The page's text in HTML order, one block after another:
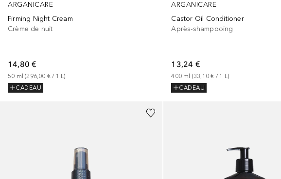
ARGANICARE
Firming Night Cream
Crème de nuit
14,80 €
50 ml (296,00 € / 1 L)
CADEAU
ARGANICARE
Castor Oil Conditioner
Après-shampooing
13,24 €
400 ml (33,10 € / 1 L)
CADEAU